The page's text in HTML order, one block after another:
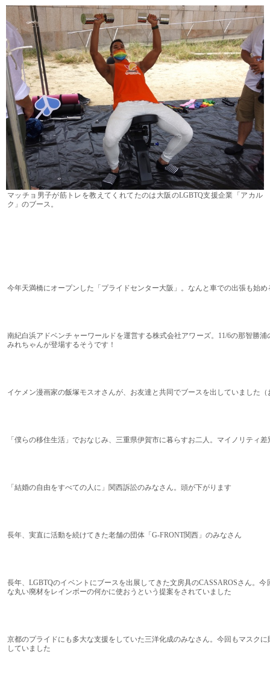
マッチョ男子が筋トレを教えてくれてたのは大阪のLGBTQ支援企業「アカル
ク」のブース。
今年天満橋にオープンした「プライドセンター大阪」。なんと車での出張も始め
南紀白浜アドベンチャーワールドを運営する株式会社アワーズ。11/6の那智勝
みれちゃんが登場するそうです！
イケメン漫画家の飯塚モスオさんが、お友達と共同でブースを出していました
「僕らの移住生活」でおなじみ、三重県伊賀市に暮らすお二人。マイノリティ
「結婚の自由をすべての人に」関西訴訟のみなさん。頭が下がります
長年、実直に活動を続けてきた老舗の団体「G-FRONT関西」のみなさん
長年、LGBTQのイベントにブースを出展してきた文房具のCASSAROSさん。
な丸い廃材をレインボーの何かに使おうという提案をされていました
京都のプライドにも多大な支援をしていた三洋化成のみなさん。今回もマスク
していました